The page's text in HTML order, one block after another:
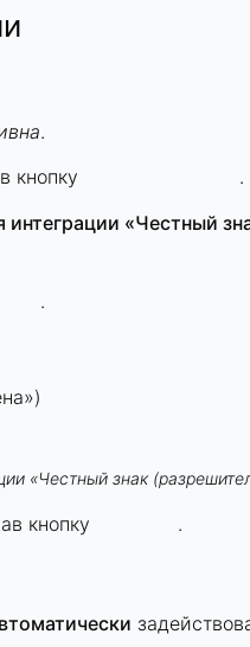
.
кнопку
.
интеграции «Честный
.
»)
«Честный знак
кнопку
.